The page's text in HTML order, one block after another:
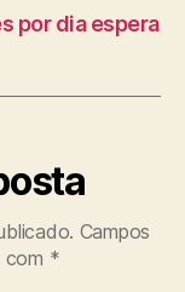
por dia espera
Campos
com *